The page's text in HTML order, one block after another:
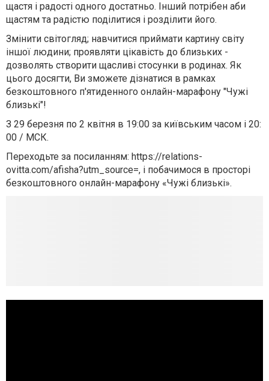
щастя і радості одного достатньо. Інший потрібен аби
щастям та радістю поділитися і розділити його.
Змінити світогляд; навчитися приймати картину світу
іншої людини; проявляти цікавість до близьких -
дозволять створити щасливі стосунки в родинах. Як
цього досягти, Ви зможете дізнатися в рамках
безкоштовного п'ятиденного онлайн-марафону "Чужі
близькі"! ️
З 29 березня по 2 квітня в 19:00 за київським часом і 20:
00 / МСК.
Переходьте за посиланням: https://relations-
ovitta.com/afisha?utm_source=, і побачимося в просторі
безкоштовного онлайн-марафону «Чужі близькі».